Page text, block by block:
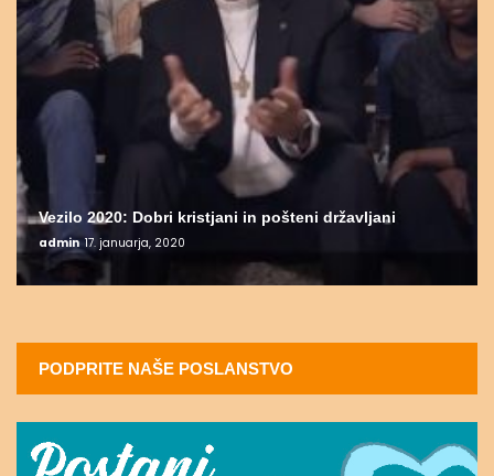
Vezilo 2020: Dobri kristjani in pošteni državljani
admin 17. januarja, 2020
PODPRITE NAŠE POSLANSTVO